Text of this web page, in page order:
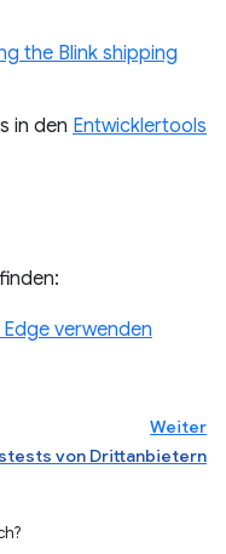
the Blink shipping
in den Entwicklertools
verwenden
Weiter
von Drittanbietern